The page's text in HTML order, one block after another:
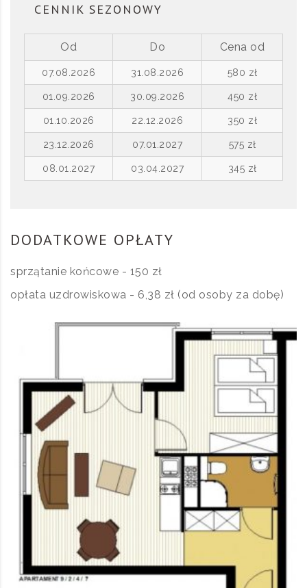
CENNIK SEZONOWY
Od Do Cena od
07.08.2026 31.08.2026 580 zł
01.09.2026 30.09.2026 450 zł
01.10.2026 22.12.2026 350 zł
23.12.2026 07.01.2027 575 zł
08.01.2027 03.04.2027 345 zł
DODATKOWE OPŁATY
sprzątanie końcowe - 150 zł
opłata uzdrowiskowa - 6,38 zł (od osoby za dobę)